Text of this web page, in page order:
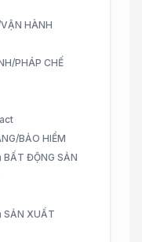
HÀNH
PHÁP CHẾ
BẢO HIỂM
ĐỘNG SẢN
SẢN XUẤT